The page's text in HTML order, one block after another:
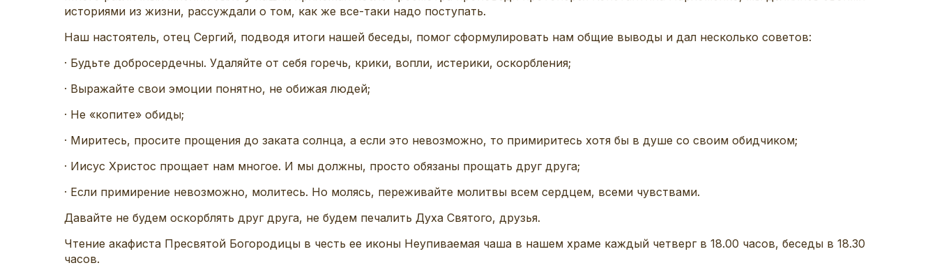
историями из жизни, рассуждали о том, как же все-таки надо поступать.
Наш настоятель, отец Сергий, подводя итоги нашей беседы, помог сформулировать нам общие выводы и дал несколько советов:
· Будьте добросердечны. Удаляйте от себя горечь, крики, вопли, истерики, оскорбления;
· Выражайте свои эмоции понятно, не обижая людей;
· Не «копите» обиды;
· Миритесь, просите прощения до заката солнца, а если это невозможно, то примиритесь хотя бы в душе со своим обидчиком;
· Иисус Христос прощает нам многое. И мы должны, просто обязаны прощать друг друга;
· Если примирение невозможно, молитесь. Но молясь, переживайте молитвы всем сердцем, всеми чувствами.
Давайте не будем оскорблять друг друга, не будем печалить Духа Святого, друзья.
Чтение акафиста Пресвятой Богородицы в честь ее иконы Неупиваемая чаша в нашем храме каждый четверг в 18.00 часов, беседы в 18.30
часов.